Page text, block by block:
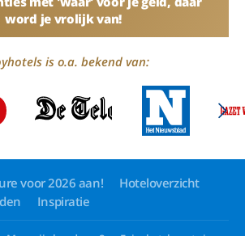
word je vrolijk van!
is o.a. bekend van:
voor 2026 aan!
Hoteloverzicht
Inspiratie